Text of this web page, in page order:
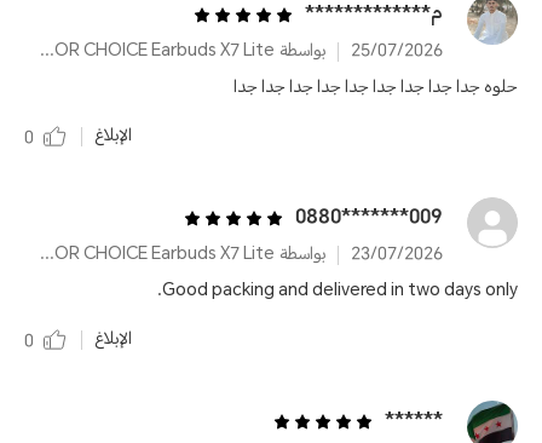
م*************
25/07/2026
بواسطة HONOR CHOICE Earbuds X7 Lite
حلوه جدا جدا جدا جدا جدا جدا جدا جدا جدا
الإبلاغ
0
009*******0880
23/07/2026
بواسطة HONOR CHOICE Earbuds X7 Lite
Good packing and delivered in two days only.
الإبلاغ
0
‪******